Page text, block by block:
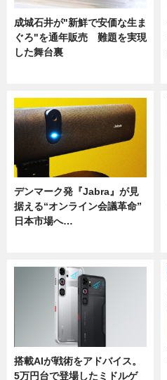
成城石井が"新鮮で安価な生ま
ぐろ"を通年販売 難題を実現
した舞台裏
デンマーク発『Jabra』が見
据える“オンライン会議革命”
日本市場へ…
搭載AIが戦術をアドバイス。
5万円台で登場したミドルゲ